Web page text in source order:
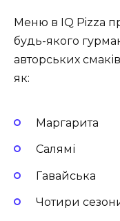
Меню в IQ Pizza
будь-якого
авторських
як:
Маргарита
Салямі
Гавайська
Чотири